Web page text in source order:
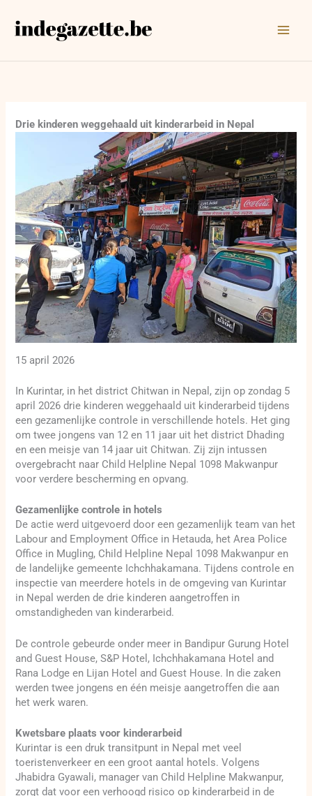
naar
Drie kinderen weggehaald uit kinderarbeid in Nepal
15 april 2026
In Kurintar, in het district Chitwan in Nepal, zijn op zondag 5
april 2026 drie kinderen weggehaald uit kinderarbeid tijdens
een gezamenlijke controle in verschillende hotels. Het ging
om twee jongens van 12 en 11 jaar uit het district Dhading
en een meisje van 14 jaar uit Chitwan. Zij zijn intussen
overgebracht naar Child Helpline Nepal 1098 Makwanpur
voor verdere bescherming en opvang.
Gezamenlijke controle in hotels
De actie werd uitgevoerd door een gezamenlijk team van het
Labour and Employment Office in Hetauda, het Area Police
Office in Mugling, Child Helpline Nepal 1098 Makwanpur en
de landelijke gemeente Ichchhakamana. Tijdens controle en
inspectie van meerdere hotels in de omgeving van Kurintar
in Nepal werden de drie kinderen aangetroffen in
omstandigheden van kinderarbeid.
De controle gebeurde onder meer in Bandipur Gurung Hotel
and Guest House, S&P Hotel, Ichchhakamana Hotel and
Rana Lodge en Lijan Hotel and Guest House. In die zaken
werden twee jongens en één meisje aangetroffen die aan
het werk waren.
Kwetsbare plaats voor kinderarbeid
Kurintar is een druk transitpunt in Nepal met veel
toeristenverkeer en een groot aantal hotels. Volgens
Jhabidra Gyawali, manager van Child Helpline Makwanpur,
zorgt dat voor een verhoogd risico op kinderarbeid in de